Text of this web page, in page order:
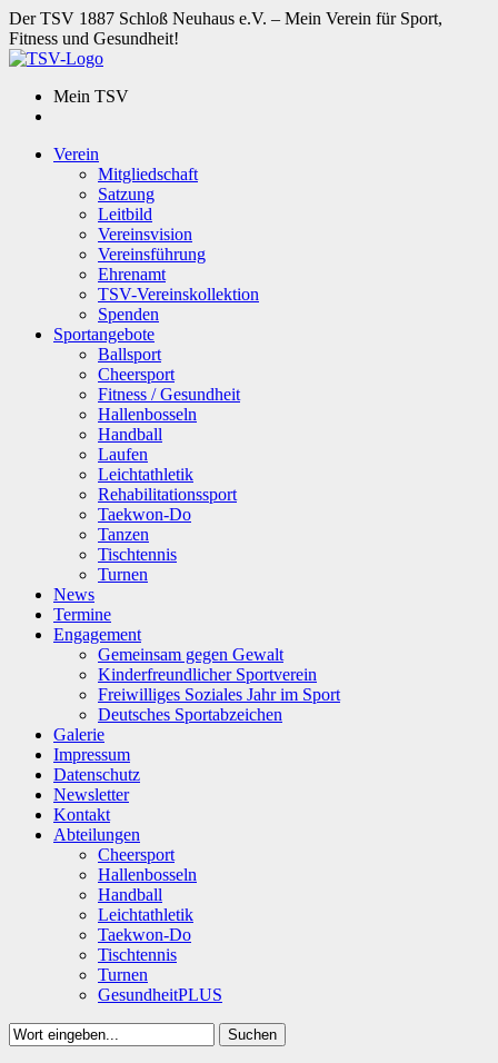
Der TSV 1887 Schloß Neuhaus e.V. – Mein Verein für Sport,
Fitness und Gesundheit!
Mein TSV
Verein
Mitgliedschaft
Satzung
Leitbild
Vereinsvision
Vereinsführung
Ehrenamt
TSV-Vereinskollektion
Spenden
Sportangebote
Ballsport
Cheersport
Fitness / Gesundheit
Hallenbosseln
Handball
Laufen
Leichtathletik
Rehabilitationssport
Taekwon-Do
Tanzen
Tischtennis
Turnen
News
Termine
Engagement
Gemeinsam gegen Gewalt
Kinderfreundlicher Sportverein
Freiwilliges Soziales Jahr im Sport
Deutsches Sportabzeichen
Galerie
Impressum
Datenschutz
Newsletter
Kontakt
Abteilungen
Cheersport
Hallenbosseln
Handball
Leichtathletik
Taekwon-Do
Tischtennis
Turnen
GesundheitPLUS
Suchen